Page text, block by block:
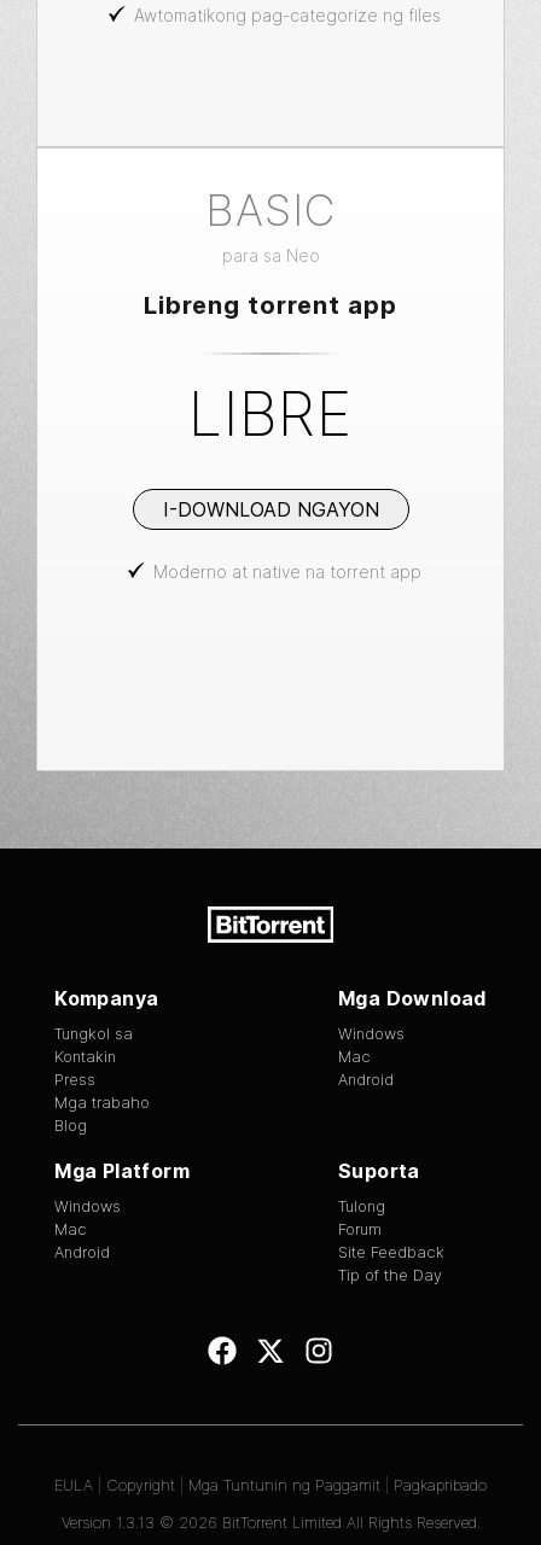
Awtomatikong pag-categorize ng files
BASIC
para sa Neo
Libreng torrent app
LIBRE
I-DOWNLOAD NGAYON
Moderno at native na torrent app
Kompanya
Tungkol sa
Kontakin
Press
Mga trabaho
Blog
Mga Download
Windows
Mac
Android
Mga Platform
Windows
Mac
Android
Suporta
Tulong
Forum
Site Feedback
Tip of the Day
Version 1.3.13 © 2026 BitTorrent Limited All Rights Reserved.
EULA Copyright Mga Tuntunin ng Paggamit Pagkapribado